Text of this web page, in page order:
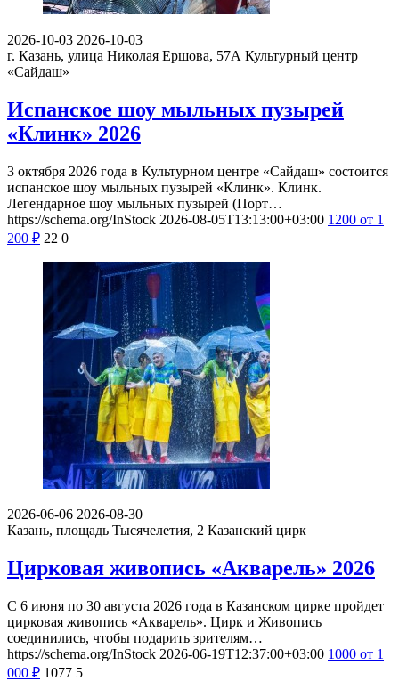
2026-10-03 2026-10-03
г. Казань, улица Николая Ершова, 57А Культурный центр
«Сайдаш»
Испанское шоу мыльных пузырей
«Клинк» 2026
3 октября 2026 года в Культурном центре «Сайдаш» состоится
испанское шоу мыльных пузырей «Клинк». Клинк.
Легендарное шоу мыльных пузырей (Порт…
https://schema.org/InStock 2026-08-05T13:13:00+03:00 1200 от 1
200 ₽ 22 0
2026-06-06 2026-08-30
Казань, площадь Тысячелетия, 2 Казанский цирк
Цирковая живопись «Акварель» 2026
С 6 июня по 30 августа 2026 года в Казанском цирке пройдет
цирковая живопись «Акварель». Цирк и Живопись
соединились, чтобы подарить зрителям…
https://schema.org/InStock 2026-06-19T12:37:00+03:00 1000 от 1
000 ₽ 1077 5